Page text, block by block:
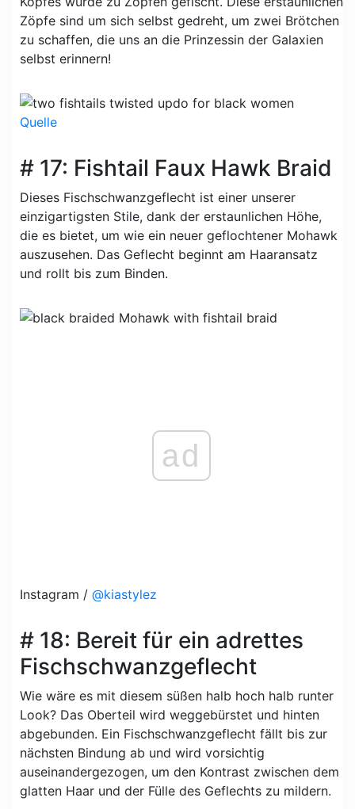
Zöpfe sind um sich selbst gedreht, um zwei Brötchen
zu schaffen, die uns an die Prinzessin der Galaxien
selbst erinnern!
Quelle
# 17: Fishtail Faux Hawk Braid
Dieses Fischschwanzgeflecht ist einer unserer
einzigartigsten Stile, dank der erstaunlichen Höhe,
die es bietet, um wie ein neuer geflochtener Mohawk
auszusehen. Das Geflecht beginnt am Haaransatz
und rollt bis zum Binden.
ad
Instagram / @kiastylez
# 18: Bereit für ein adrettes
Fischschwanzgeflecht
Wie wäre es mit diesem süßen halb hoch halb runter
Look? Das Oberteil wird weggebürstet und hinten
abgebunden. Ein Fischschwanzgeflecht fällt bis zur
nächsten Bindung ab und wird vorsichtig
auseinandergezogen, um den Kontrast zwischen dem
glatten Haar und der Fülle des Geflechts zu mildern.